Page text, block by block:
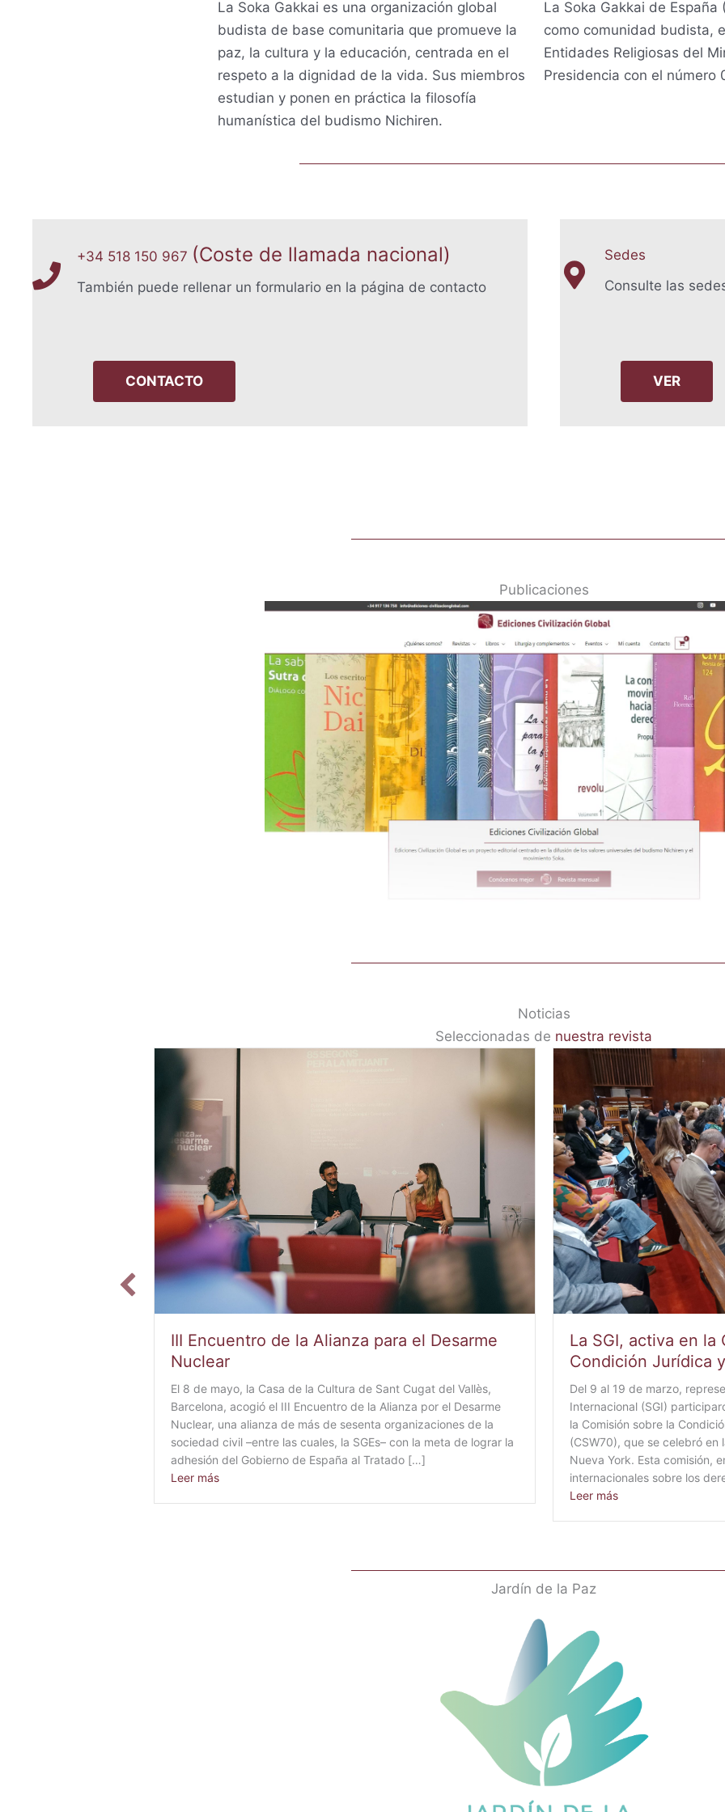
La Soka Gakkai es una organización global
budista de base comunitaria que promueve la
paz, la cultura y la educación, centrada en el
respeto a la dignidad de la vida. Sus miembros
estudian y ponen en práctica la filosofía
humanística del budismo Nichiren.
La Soka Gakkai de España
como comunidad budista,
Entidades Religiosas del
Presidencia con el
+34 518 150 967 (Coste de llamada nacional)
También puede rellenar un formulario en la página de contacto
CONTACTO
Sedes
Consulte las
VER
Publicaciones
Noticias
Seleccionadas de nuestra revista
III Encuentro de la Alianza para el Desarme
Nuclear
El 8 de mayo, la Casa de la Cultura de Sant Cugat del Vallès,
Barcelona, acogió el III Encuentro de la Alianza por el Desarme
Nuclear, una alianza de más de sesenta organizaciones de la
sociedad civil –entre las cuales, la SGEs– con la meta de lograr la
adhesión del Gobierno de España al Tratado […]
Leer másabout III Encuentro de la Alianza para el Desarme Nuclear
La SGI, activa en la
Condición Jurídica
Del 9 al 19 de marzo,
Internacional (SGI)
la Comisión sobre la
(CSW70), que se celebró en
Nueva York. Esta comisión,
internacionales sobre los
Leer másabout La SGI,
Jardín de la Paz